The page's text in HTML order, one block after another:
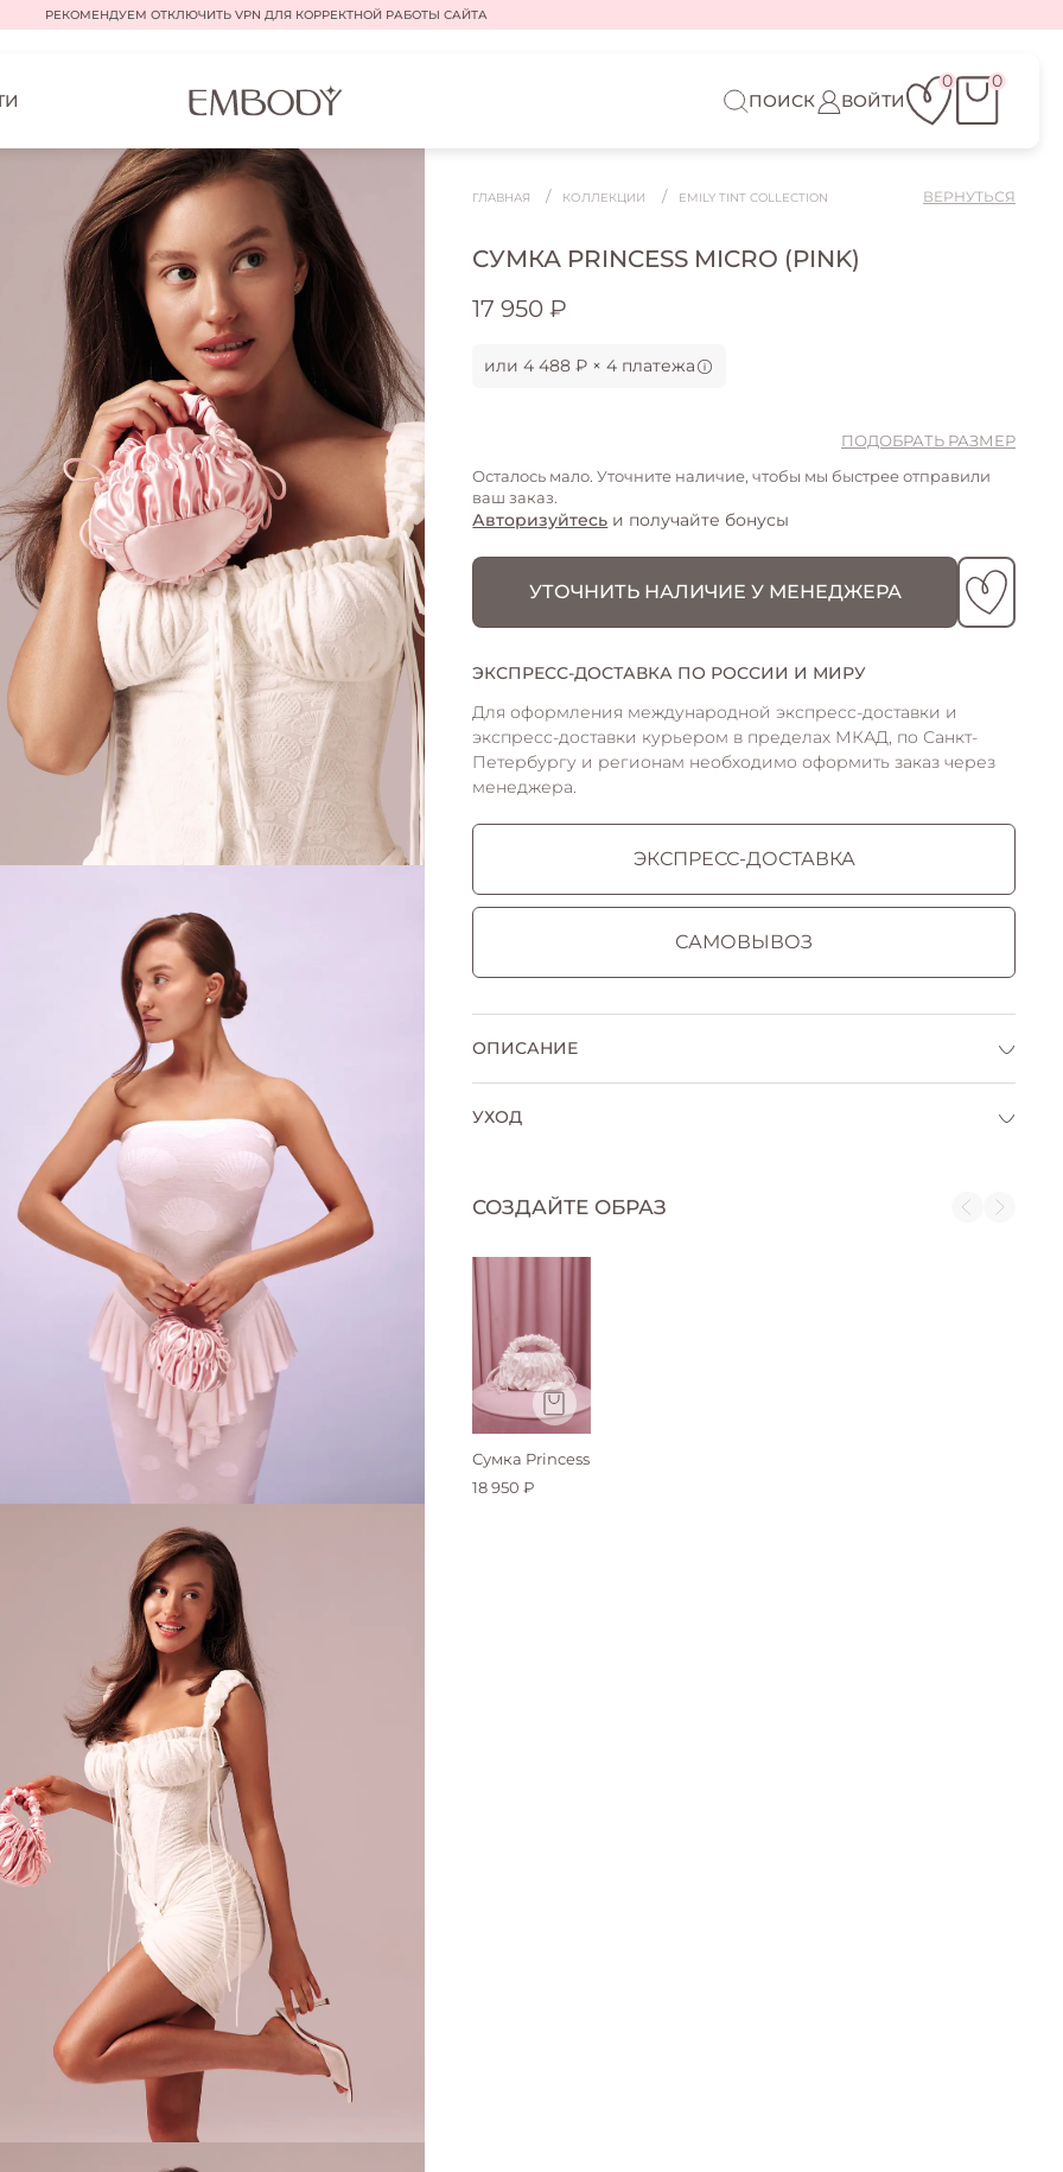
РЕКОМЕНДУЕМ ОТКЛЮЧИТЬ VPN ДЛЯ КОРРЕКТНОЙ РАБОТЫ САЙТА
ПОИСК ВОЙТИ
0
0
ГЛАВНАЯ КОЛЛЕКЦИИ EMILY TINT COLLECTION ВЕРНУТЬСЯ
СУМКА PRINCESS MICRO (PINK)
17 950 ₽
или 4 488 ₽ × 4 платежа
ПОДОБРАТЬ РАЗМЕР
Осталось мало. Уточните наличие, чтобы мы быстрее отправили
ваш заказ.
Авторизуйтесь и получайте бонусы
УТОЧНИТЬ НАЛИЧИЕ У МЕНЕДЖЕРА
ЭКСПРЕСС-ДОСТАВКА ПО РОССИИ И МИРУ
Для оформления международной экспресс-доставки и
экспресс-доставки курьером в пределах МКАД, по Санкт-
Петербургу и регионам необходимо оформить заказ через
менеджера.
ЭКСПРЕСС-ДОСТАВКА
САМОВЫВОЗ
ОПИСАНИЕ
завязывать в бантики или использовать как плечевой
ремешок.
Внутренний слой:
изделия.
УХОД
Не выкручивать, сушить в тени.
СОЗДАЙТЕ ОБРАЗ
Сумка Princess
18 950 ₽